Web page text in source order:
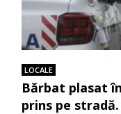
LOCALE
Bărbat plasat
prins pe